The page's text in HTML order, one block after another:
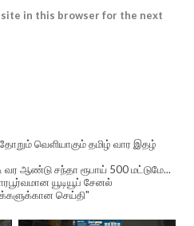
in this browser for the next
வெளியாகும் தமிழ் வார இதழ்
ஆண்டு சந்தா ரூபாய் 500 மட்டுமே...
யூடியூப் சேனல்
செய்தி"